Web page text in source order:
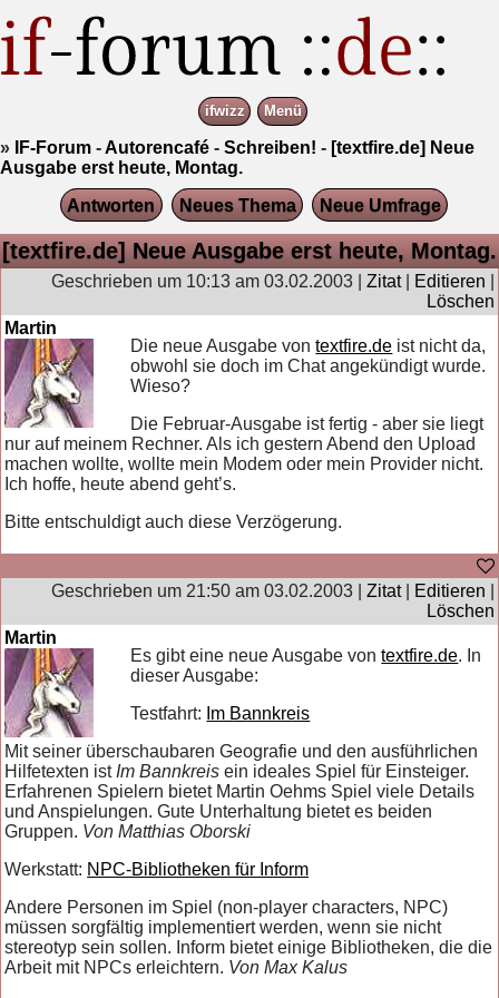
ifwizz Menü
» IF-Forum -Autorencafé - Schreiben! - [textfire.de] Neue
Ausgabe erst heute, Montag.
Antworten
Neues Thema Neue Umfrage
[textfire.de] Neue Ausgabe erst heute, Montag.
Geschrieben um 10:13 am 03.02.2003 | Zitat| Editieren
Löschen
Martin
Die neue Ausgabe vontextfire.de ist nicht da,
obwohl sie doch im Chat angekündigt wurde.
Wieso?
Die Februar-Ausgabe ist fertig - aber sie liegt
nur auf meinem Rechner. Als ich gestern Abend den Upload
machen wollte, wollte mein Modem oder mein Provider nicht.
Ich hoffe, heute abend geht’s.
Bitte entschuldigt auch diese Verzögerung.
Geschrieben um 21:50 am 03.02.2003 | Zitat| Editieren
Löschen
Martin
Es gibt eine neue Ausgabe vontextfire.de. In
dieser Ausgabe:
Testfahrt: Im Bannkreis
Mit seiner überschaubaren Geografie und den ausführlichen
Hilfetexten ist Im Bannkreis ein ideales Spiel für Einsteiger.
Erfahrenen Spielern bietet Martin Oehms Spiel viele Details
und Anspielungen. Gute Unterhaltung bietet es beiden
Gruppen. Von Matthias Oborski
Werkstatt: NPC-Bibliotheken für Inform
Andere Personen im Spiel (non-player characters, NPC)
müssen sorgfältig implementiert werden, wenn sie nicht
stereotyp sein sollen. Inform bietet einige Bibliotheken, die die
Arbeit mit NPCs erleichtern. Von Max Kalus